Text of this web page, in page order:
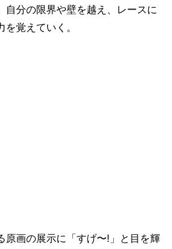
自分の限界や壁を越え、レースに
覚えていく。
原画の展示に「すげ〜!」と目を輝